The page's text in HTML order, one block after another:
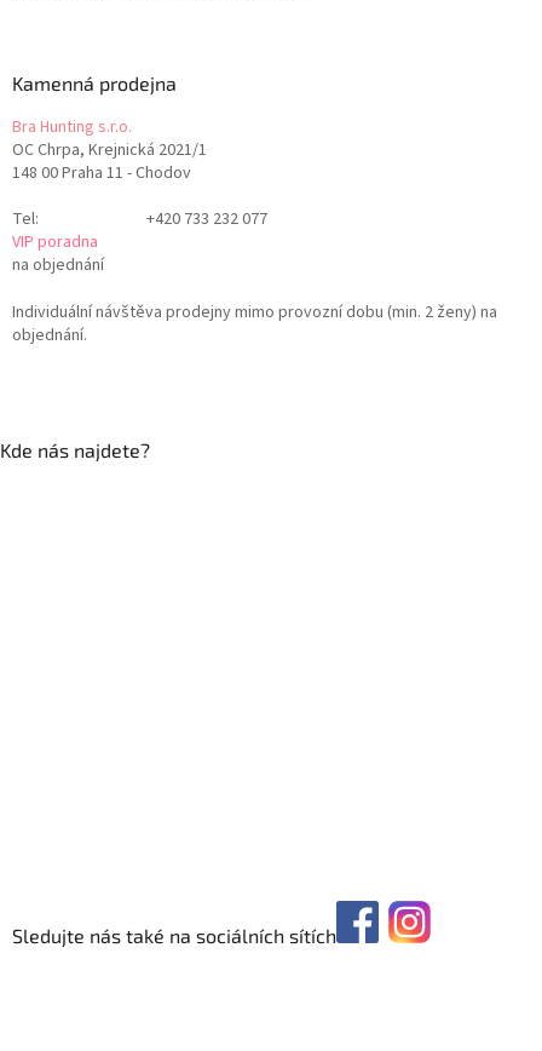
Kamenná prodejna
Bra Hunting s.r.o.
OC Chrpa, Krejnická 2021/1
148 00 Praha 11 - Chodov
Tel:
+420 733 232 077
VIP poradna
na objednání
Individuální návštěva prodejny mimo provozní dobu (min. 2 ženy) na
objednání.
Kde nás najdete?
Sledujte nás také na sociálních sítích